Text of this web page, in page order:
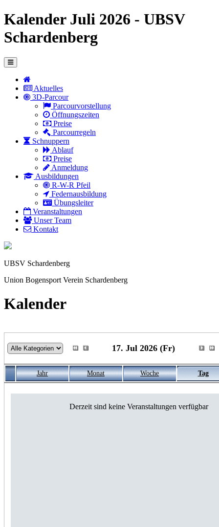
Kalender Juli 2026 - UBSV
Schardenberg
Aktuelles
3D-Parcour
Parcourvorstellung
Öffnungszeiten
Preise
Parcourregeln
Schnuppern
Ablauf
Preise
Anmeldung
Ausbildungen
R-W-R Pfeil
Federnausbildung
Übungsleiter
Veranstaltungen
Unser Team
Kontakt
UBSV Schardenberg
Union Bogensport Verein Schardenberg
Kalender
17. Jul 2026 (Fr)
Jahr Monat Woche Tag
Derzeit sind keine Veranstaltungen verfügbar